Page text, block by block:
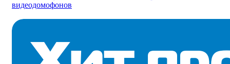
видеодомофонов